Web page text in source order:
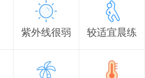
紫外线很弱 较适宜晨练